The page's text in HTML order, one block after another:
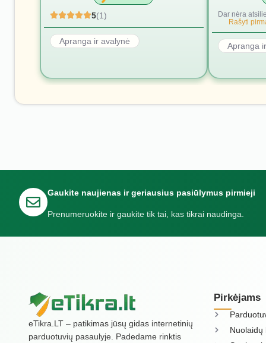
5(1)
Apranga ir avalynė
Dar nėra
Rašyti
Apranga
Gaukite naujienas ir geriausius pasiūlymus pirmieji
Prenumeruokite ir gaukite tik tai, kas tikrai naudinga.
eTikra.LT – patikimas jūsų gidas internetinių
parduotuvių pasaulyje. Padedame rinktis
Pirkėjams
Nuolaidų